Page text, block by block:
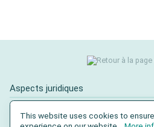
Aspects juridiques
Contact
This website uses cookies to